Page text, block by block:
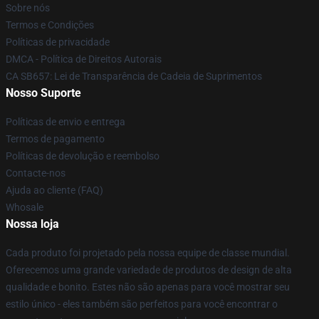
Sobre nós
Termos e Condições
Políticas de privacidade
DMCA - Política de Direitos Autorais
CA SB657: Lei de Transparência de Cadeia de Suprimentos
Nosso Suporte
Políticas de envio e entrega
Termos de pagamento
Políticas de devolução e reembolso
Contacte-nos
Ajuda ao cliente (FAQ)
Whosale
Nossa loja
Cada produto foi projetado pela nossa equipe de classe mundial.
Oferecemos uma grande variedade de produtos de design de alta
qualidade e bonito. Estes não são apenas para você mostrar seu
estilo único - eles também são perfeitos para você encontrar o